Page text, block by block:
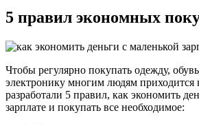
5 правил экономных
Чтобы регулярно покупать одежду,
электронику многим людям приходится
разработали 5 правил, как экономить
зарплате и покупать все необходимое: